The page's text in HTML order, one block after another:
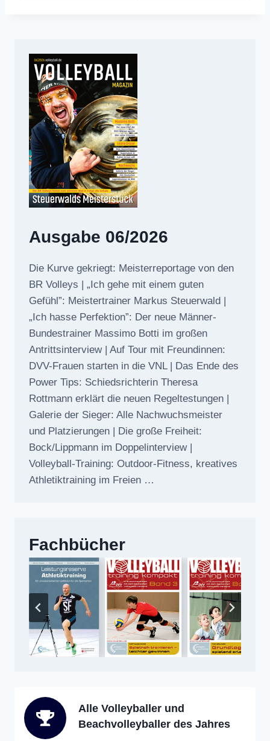
Ausgabe 06/2026
Die Kurve gekriegt: Meisterreportage von den
BR Volleys | „Ich gehe mit einem guten
Gefühl”: Meistertrainer Markus Steuerwald |
„Ich hasse Perfektion”: Der neue Männer-
Bundestrainer Massimo Botti im großen
Antrittsinterview | Auf Tour mit Freundinnen:
DVV-Frauen starten in die VNL | Das Ende des
Power Tips: Schiedsrichterin Theresa
Rottmann erklärt die neuen Regeltestungen |
Galerie der Sieger: Alle Nachwuchsmeister
und Platzierungen | Die große Freiheit:
Bock/Lippmann im Doppelinterview |
Volleyball-Training: Outdoor-Fitness, kreatives
Athletiktraining im Freien …
Fachbücher
Alle Volleyballer und
Beachvolleyballer des Jahres